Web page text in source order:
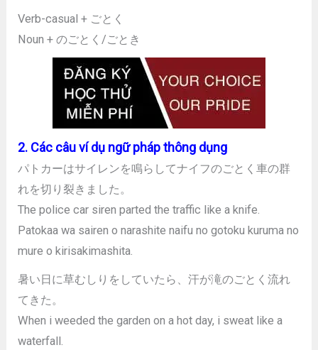
Verb-casual + ごとく
Noun + のごとく/ごとき
2. Các câu ví dụ ngữ pháp thông dụng
パトカーはサイレンを鳴らしてナイフのごとく車の群
れを切り裂きました。
The police car siren parted the traffic like a knife.
Patokaa wa sairen o narashite naifu no gotoku kuruma no
mure o kirisakimashita.
暑い日に草むしりをしていたら、汗が滝のごとく流れ
てきた。
When i weeded the garden on a hot day, i sweat like a
waterfall.